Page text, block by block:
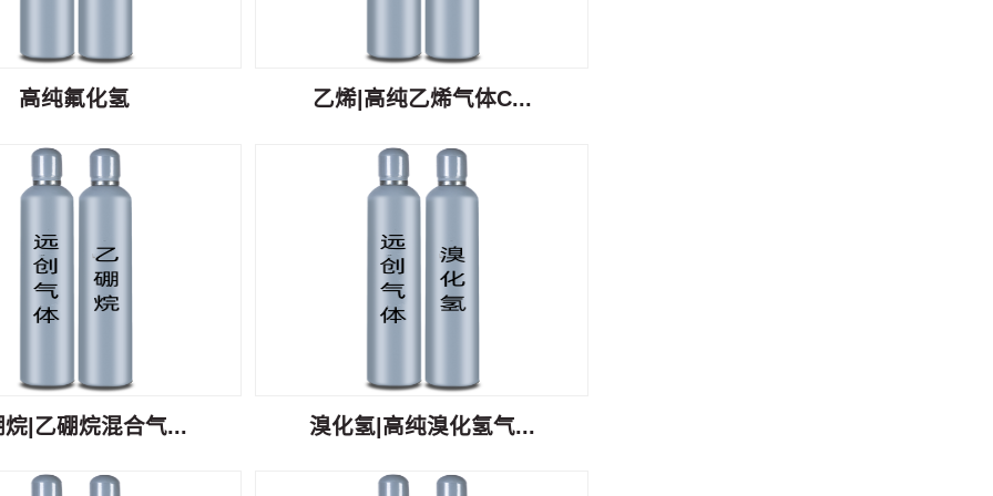
高纯氟化氢 乙烯|高纯乙烯气体C...
烷|乙硼烷混合气... 溴化氢|高纯溴化氢气...